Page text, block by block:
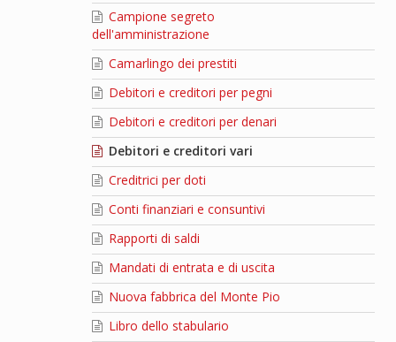
Campione segreto
dell'amministrazione
Camarlingo dei prestiti
Debitori e creditori per pegni
Debitori e creditori per denari
Debitori e creditori vari
Creditrici per doti
Conti finanziari e consuntivi
Rapporti di saldi
Mandati di entrata e di uscita
Nuova fabbrica del Monte Pio
Libro dello stabulario